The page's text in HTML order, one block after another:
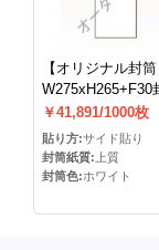
【オリジナル封筒
W275xH265+F30
(なし)(S貼)
￥41,891/1000枚
貼り方:サイド貼り
封筒紙質: 上質
封筒色:ホワイト